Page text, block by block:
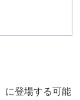
に登場する可能